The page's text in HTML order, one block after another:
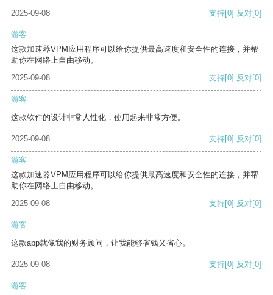
2025-09-08 支持[0] 反对[0]
游客
这款加速器VPM应用程序可以给你提供最高速度和安全性的连接，并帮
助你在网络上自由移动。
2025-09-08
支持[0] 反对[0]
游客
这款软件的设计非常人性化，使用起来非常方便。
2025-09-08 支持[0] 反对[0]
游客
这款加速器VPM应用程序可以给你提供最高速度和安全性的连接，并帮
助你在网络上自由移动。
2025-09-08
支持[0] 反对[0]
游客
这款app就像我的财务顾问，让我能够省钱又省心。
2025-09-08 支持[0] 反对[0]
游客